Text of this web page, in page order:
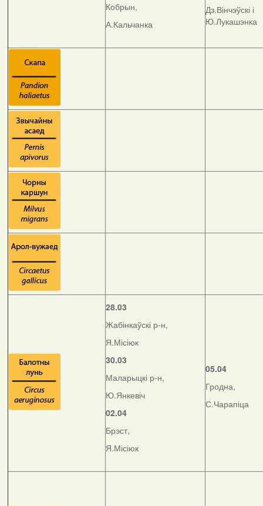
Кобрын,
А.Кальчанка
Дз.Вінчэўскі і
Ю.Лукашэнка
28.03
Жабінкаўскі р-н,
Я.Місіюк
30.03
Маларыцкі р-н,
Ю.Янкевіч
02.04
Брэст,
Я.Місіюк
05.04
Гродна,
С.Чарапіца